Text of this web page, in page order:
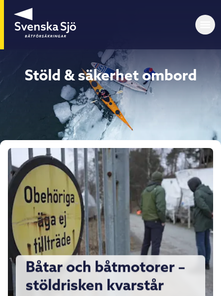
Stöld & säkerhet ombord
Båtar och båtmotorer –
stöldrisken kvarstår